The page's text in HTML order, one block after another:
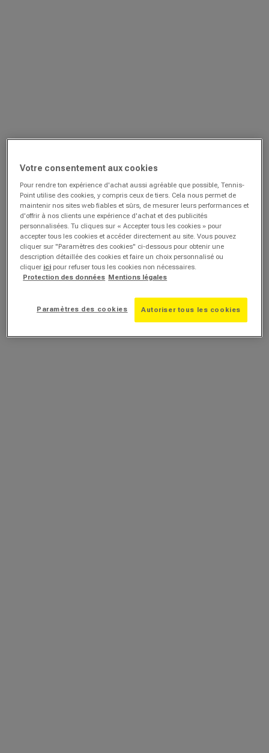
Votre consentement aux cookies
Pour rendre ton expérience d'achat aussi agréable que possible, Tennis-
Point utilise des cookies, y compris ceux de tiers. Cela nous permet de
maintenir nos sites web fiables et sûrs, de mesurer leurs performances et
d'offrir à nos clients une expérience d'achat et des publicités
personnalisées. Tu cliques sur « Accepter tous les cookies » pour
accepter tous les cookies et accéder directement au site. Vous pouvez
cliquer sur "Paramètres des cookies" ci-dessous pour obtenir une
description détaillée des cookies et faire un choix personnalisé ou
cliquer ici pour refuser tous les cookies non nécessaires.
Protection des données Mentions légales
Paramètres des cookies Autoriser tous les cookies